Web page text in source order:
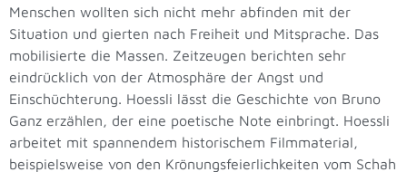
Menschen wollten sich nicht mehr abfinden mit der
Situation und gierten nach Freiheit und Mitsprache. Das
mobilisierte die Massen. Zeitzeugen berichten sehr
eindrücklich von der Atmosphäre der Angst und
Einschüchterung. Hoessli lässt die Geschichte von Bruno
Ganz erzählen, der eine poetische Note einbringt. Hoessli
arbeitet mit spannendem historischem Filmmaterial,
beispielsweise von den Krönungsfeierlichkeiten vom Schah